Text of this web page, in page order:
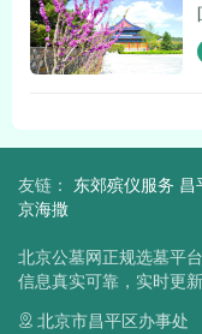
友链： 东郊殡仪服务 昌
京海撒
北京公墓网正规选墓平台
信息真实可靠，实时更新
北京市昌平区办事处